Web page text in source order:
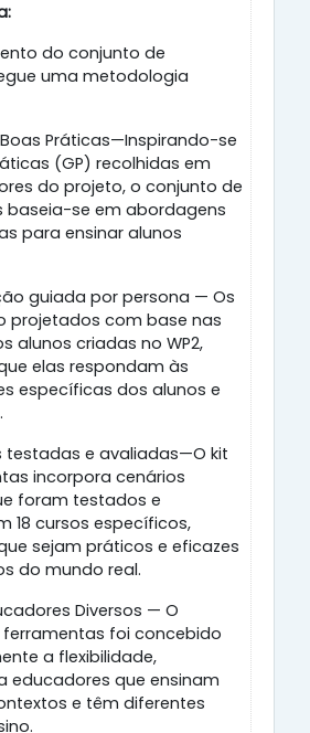
do conjunto de
uma metodologia
Práticas—Inspirando-se
(GP) recolhidas em
do projeto, o conjunto de
baseia-se em abordagens
para ensinar alunos
guiada por persona — Os
projetados com base nas
alunos criadas no WP2,
elas respondam às
específicas dos alunos e
testadas e avaliadas—O kit
incorpora cenários
foram testados e
18 cursos específicos,
sejam práticos e eficazes
do mundo real.
Diversos — O
foi concebido
a flexibilidade,
educadores que ensinam
e têm diferentes